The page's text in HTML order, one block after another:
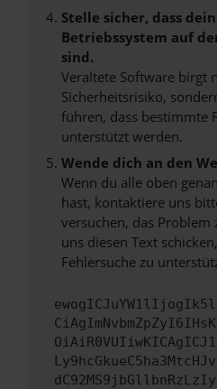
Stelle sicher, dass
Betriebssystem auf
sind.
Veraltete Software birgt
Sicherheitsrisiko,
führen, dass bestimmte
unterstützt werden.
Wende dich an den
Wenn du alle oben
hast, kontaktiere uns
versuchen, das Problem
uns diesen Text
Fehlersuche zu